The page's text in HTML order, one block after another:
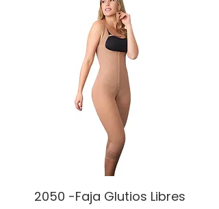
2050 -Faja Glutios Libres